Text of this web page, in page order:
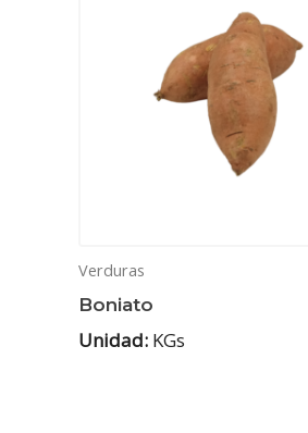
Verduras
Boniato
Unidad: KGs